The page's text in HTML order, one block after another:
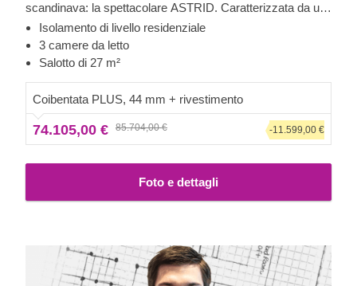
scandinava: la spettacolare ASTRID. Caratterizzata da un
rivestimento verticale contemporaneo, un elegante tetto
tradizionale e numerose grandi finestre e porte, questa
spaziosa casa in legno è uno dei modelli più grandi del
la struttura a due piani vi permetteranno di dedicare l'intero
secondo piano al relax.
Rivestimento esterno in Cedral Click e Thermowood
Questa casa prefabbricata in legno ha un rivestimento
materiale composito costituito da cemento, fibre di
cellulosa e materiali minerali. Questo tipo di rivestimento è
apprezzato per la sua eccezionale resistenza, stabilità,
resistenza all’umidità e al fuoco, oltre che per il suo
gradevole impatto estetico. El exterior de esta casa
también está decorado con thermowood, un material fácil
de mantener que además desprende un aroma agradable
Isolamento di livello residenziale
3 camere da letto
Salotto di 27 m²
Coibentata PLUS, 44 mm + rivestimento
74.105,00 € 85.704,00 € -11.599,00 €
Foto e dettagli